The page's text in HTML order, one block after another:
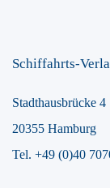
Schiffahrts-
Stadthausbrücke 4
20355 Hamburg
Tel. +49 (0)40